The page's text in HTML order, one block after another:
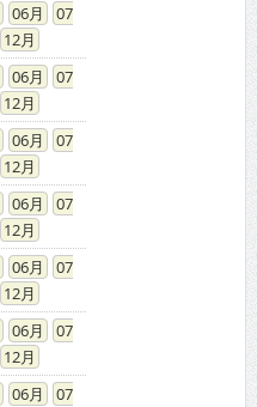
06
07
12
06
07
12
06
07
12
06
07
12
06
07
12
06
07
12
06
07